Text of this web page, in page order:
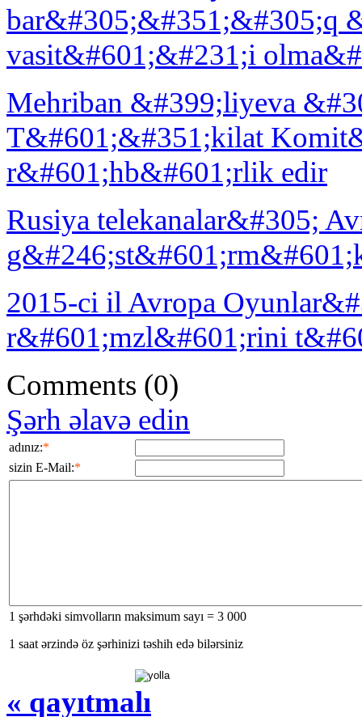
bar&#305;&#351;&#305;q
vasit&#601;&#231;i
Mehriban &#399;liyeva
T&#601;&#351;kilat
r&#601;hb&#601;rlik edir
Rusiya telekanalar&#305;
2015-ci il Avropa
r&#601;mzl&#601;rini
Comments (0)
Şərh əlavə edin
adınız:*
sizin E-Mail:*
1 şərhdəki simvolların maksimum sayı = 3 000
1 saat ərzində öz şərhinizi təshih edə bilərsiniz
« qayıtmalı